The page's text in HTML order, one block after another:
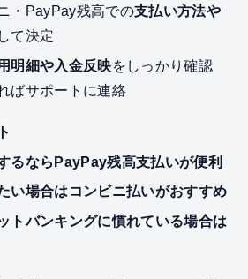
・PayPay残高での支払い方法や
て決定
明細や入金反映をしっかり確認
ばサポートに連絡
るならPayPay残高支払いが便利
い場合はコンビニ払いがおすすめ
トバンキングに慣れている場合は